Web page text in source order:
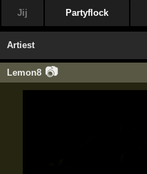
Jij Partyflock
Artiest
Lemon8 📷